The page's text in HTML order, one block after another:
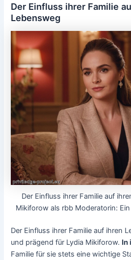
Der Einfluss ihrer Familie
Lebensweg
Der Einfluss ihrer Familie auf
Mikiforow als rbb Moderatorin:
Der Einfluss ihrer Familie auf ihren
und prägend für Lydia Mikiforow. In
Familie für sie stets eine wichtige